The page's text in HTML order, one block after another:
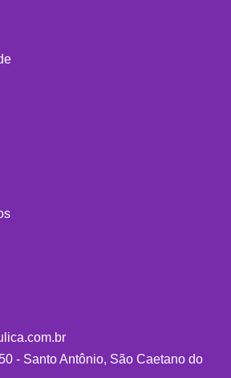
- Santo Antônio, São Caetano do